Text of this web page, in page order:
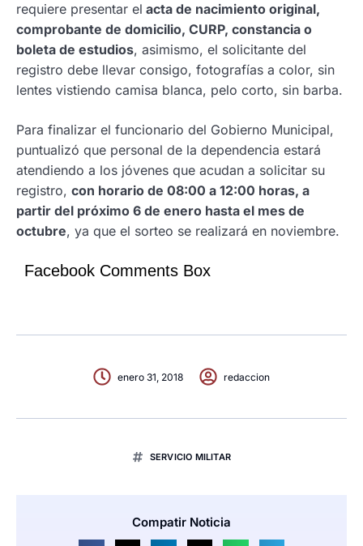
requiere presentar el acta de nacimiento original,
comprobante de domicilio, CURP, constancia o
boleta de estudios, asimismo, el solicitante del
registro debe llevar consigo, fotografías a color, sin
lentes vistiendo camisa blanca, pelo corto, sin barba.
Para finalizar el funcionario del Gobierno Municipal,
puntualizó que personal de la dependencia estará
atendiendo a los jóvenes que acudan a solicitar su
registro, con horario de 08:00 a 12:00 horas, a
partir del próximo 6 de enero hasta el mes de
octubre, ya que el sorteo se realizará en noviembre.
Facebook Comments Box
enero 31, 2018 redaccion
SERVICIO MILITAR
Compatir Noticia